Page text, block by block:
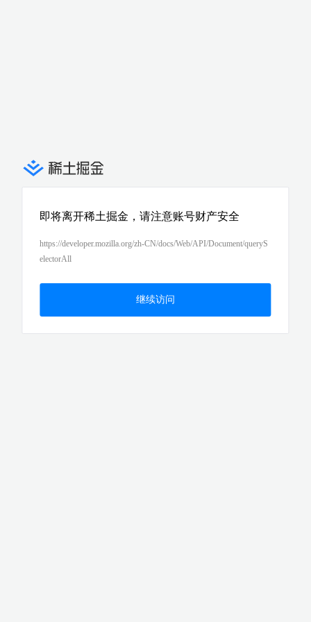
即将离开稀土掘金，请注意账号财产安全
https://developer.mozilla.org/zh-CN/docs/Web/API/Document/queryS
electorAll
继续访问